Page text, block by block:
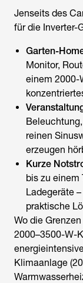
Jenseits des
für die Inverter-
Garten-
Monitor,
einem 2000-
reinen
erzeugen
Kurze
bis zu einem
Ladegeräte
praktische
Wo die
2000–3500-W-
Klimaanlage